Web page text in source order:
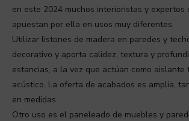
en este 2024 muchos interioristas y expertos
apuestan por ella en usos muy diferentes.
Utilizar listones de madera en paredes y
decorativo y aporta calidez, textura y
estancias, a la vez que actúan como aislante
acústico. La oferta de acabados es amplia,
en medidas.
Otro uso es el paneleado de muebles y